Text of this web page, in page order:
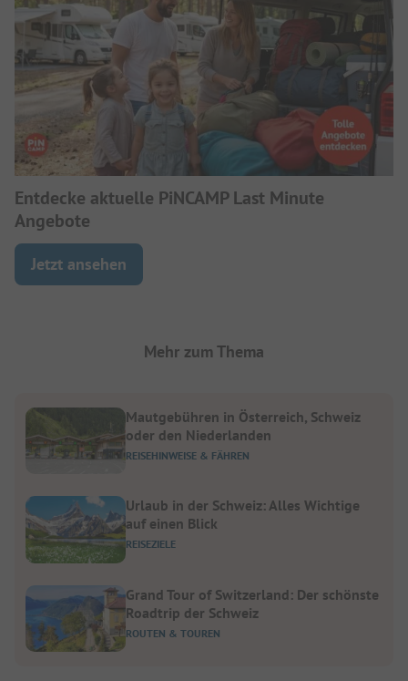
Entdecke aktuelle PiNCAMP Last Minute
Angebote
Jetzt ansehen
Mehr zum Thema
REISEHINWEISE & FÄHREN
Mautgebühren in Österreich, Schweiz
oder den Niederlanden
REISEZIELE
Urlaub in der Schweiz: Alles Wichtige
auf einen Blick
ROUTEN & TOUREN
Grand Tour of Switzerland: Der schönste
Roadtrip der Schweiz